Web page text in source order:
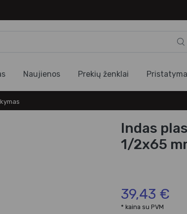
Naujienos Prekių ženklai
Indas
1/2x65
39,43 €
* kaina su PVM